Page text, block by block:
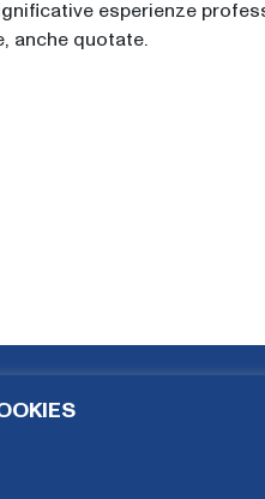
esperienze
anche quotate.
- Ambrosetti - Gennaio